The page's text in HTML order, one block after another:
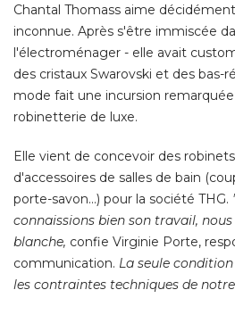
Chantal Thomass aime
inconnue. Après s'être immiscée
l'électroménager - elle avait
des cristaux Swarovski et des bas-
mode fait une incursion
robinetterie de luxe.
Elle vient de concevoir des
d'accessoires de salles de bain
porte-savon...) pour la société THG.
connaissions bien son travail,
blanche, confie Virginie Porte,
communication. La seule
les contraintes techniques de